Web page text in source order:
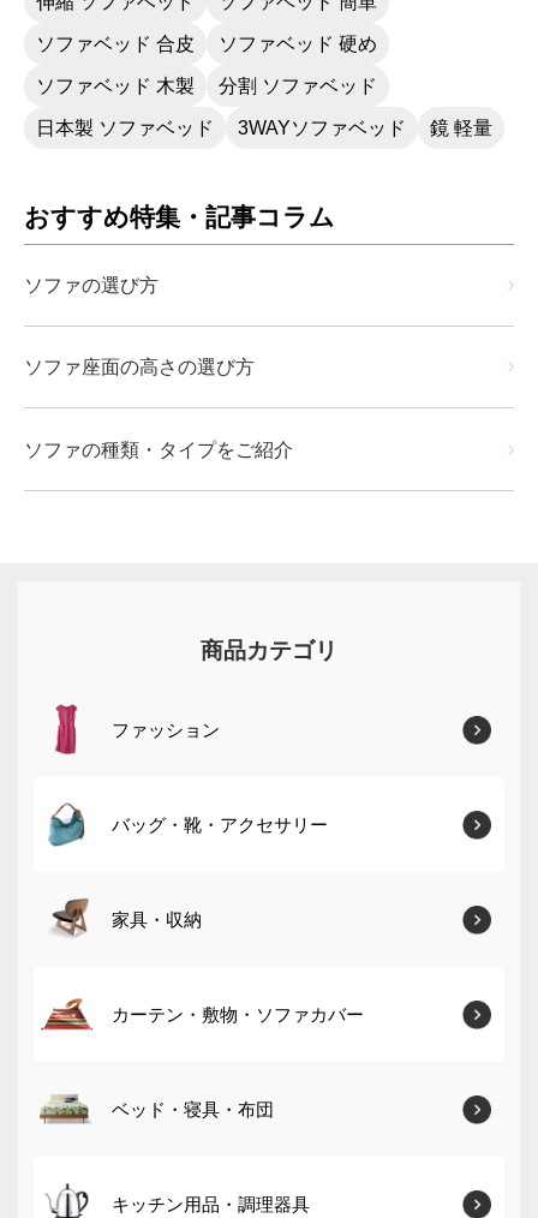
ソファベッド 合皮 ソファベッド 硬め
ソファベッド 木製 分割 ソファベッド
日本製 ソファベッド 3WAYソファベッド 鏡 軽量
おすすめ特集・記事コラム
ソファの選び方
ソファ座面の高さの選び方
ソファの種類・タイプをご紹介
商品カテゴリ
ファッション
バッグ・靴・アクセサリー
家具・収納
カーテン・敷物・ソファカバー
ベッド・寝具・布団
キッチン用品・調理器具